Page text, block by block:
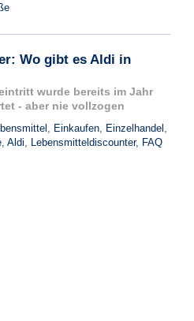
Wo gibt es Aldi in
wurde bereits im Jahr
- aber nie vollzogen
, Einkaufen, Einzelhandel ,
, Aldi, Lebensmitteldiscounter, FAQ